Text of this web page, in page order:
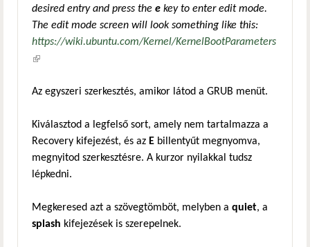
desired entry and press the e key to enter edit mode.
The edit mode screen will look something like this:
https://wiki.ubuntu.com/Kernel/KernelBootParameters
(külső hivatkozás)
Az egyszeri szerkesztés, amikor látod a GRUB menüt.
Kiválasztod a legfelső sort, amely nem tartalmazza a
Recovery kifejezést, és az E billentyűt megnyomva,
megnyitod szerkesztésre. A kurzor nyilakkal tudsz
lépkedni.
Megkeresed azt a szövegtömböt, melyben a quiet, a
splash kifejezések is szerepelnek.